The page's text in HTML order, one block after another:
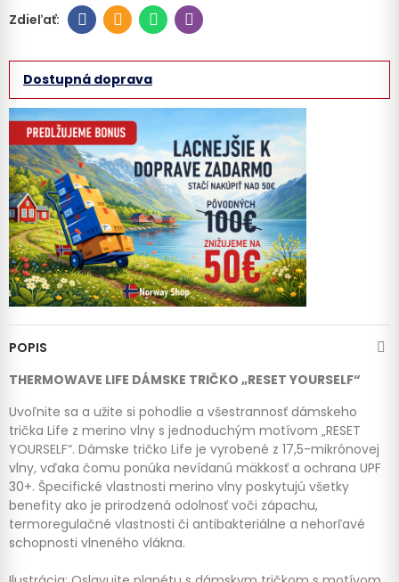
Dostupná doprava
POPIS
THERMOWAVE LIFE DÁMSKE TRIČKO „RESET YOURSELF“
Uvoľnite sa a užite si pohodlie a všestrannosť dámskeho
trička Life z merino vlny s jednoduchým motívom „RESET
YOURSELF“. Dámske tričko Life je vyrobené z 17,5-mikrónovej
vlny, vďaka čomu ponúka nevídanú mäkkosť a ochrana UPF
30+. Špecifické vlastnosti merino vlny poskytujú všetky
benefity ako je prirodzená odolnosť voči zápachu,
termoregulačné vlastnosti či antibakteriálne a nehorľavé
schopnosti vlneného vlákna.